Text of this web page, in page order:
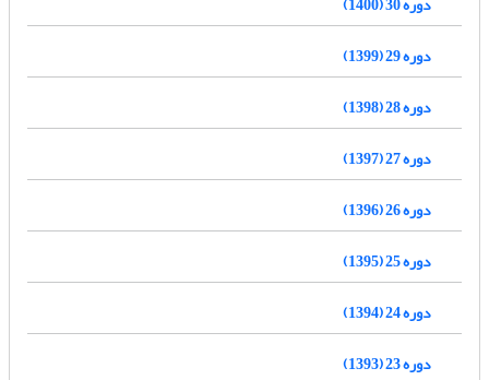
دوره 29 (1399)
دوره 28 (1398)
دوره 27 (1397)
دوره 26 (1396)
دوره 25 (1395)
دوره 24 (1394)
دوره 23 (1393)